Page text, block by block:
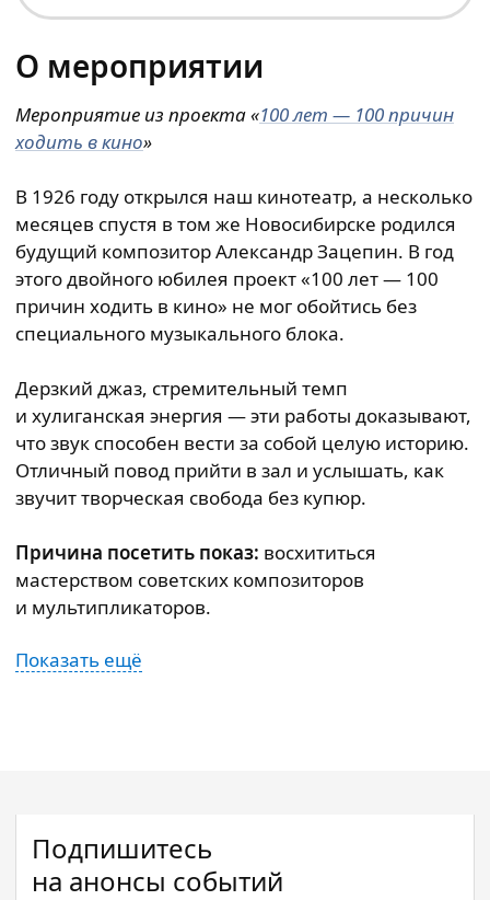
О мероприятии
Мероприятие из проекта «100 лет — 100 причин
ходить в кино»
В 1926 году открылся наш кинотеатр, а несколько
месяцев спустя в том же Новосибирске родился
будущий композитор Александр Зацепин. В год
этого двойного юбилея проект «100 лет — 100
причин ходить в кино» не мог обойтись без
специального музыкального блока.
Дерзкий джаз, стремительный темп
и хулиганская энергия — эти работы доказывают,
что звук способен вести за собой целую историю.
Отличный повод прийти в зал и услышать, как
звучит творческая свобода без купюр.
Причина посетить показ: восхититься
мастерством советских композиторов
и мультипликаторов.
Показать ещё
Подпишитесь
на анонсы событий